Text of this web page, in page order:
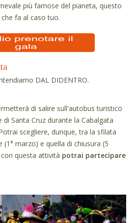
più famose del pianeta, questo
fa al caso tuo.
DAL DIDENTRO.
di salire sull'autobus turistico
Santa Cruz durante la Cabalgata
scegliere, dunque, tra la sfilata
(1° marzo) e quella di chiusura (5
questa attività potrai partecipare